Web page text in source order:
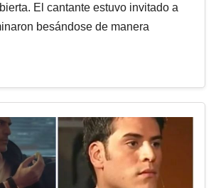
El cantante estuvo invitado a
besándose de manera